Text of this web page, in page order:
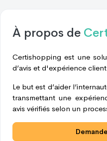
À propos de
Certishopping est une
d’avis et d'expérience
Le but est d’aider
transmettant une
avis vérifiés selon un